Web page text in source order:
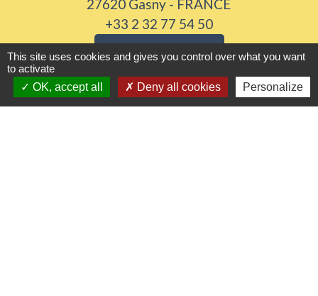
27620 Gasny - FRANCE
+33 2 32 77 54 50
Contact par formulaire
Horaires d'ouverture
Du lundi au vendredi de 8h30 à 12h et 13h30 à
This site uses cookies and gives you control over what you want
to activate
OK, accept all
Deny all cookies Personalize